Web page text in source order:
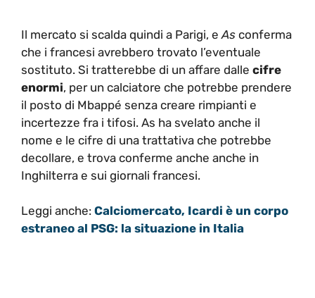
Il mercato si scalda quindi a Parigi, e As conferma
che i francesi avrebbero trovato l’eventuale
sostituto. Si tratterebbe di un affare dalle cifre
enormi, per un calciatore che potrebbe prendere
il posto di Mbappé senza creare rimpianti e
incertezze fra i tifosi. As ha svelato anche il
nome e le cifre di una trattativa che potrebbe
decollare, e trova conferme anche anche in
Inghilterra e sui giornali francesi.
Leggi anche: Calciomercato, Icardi è un corpo
estraneo al PSG: la situazione in Italia